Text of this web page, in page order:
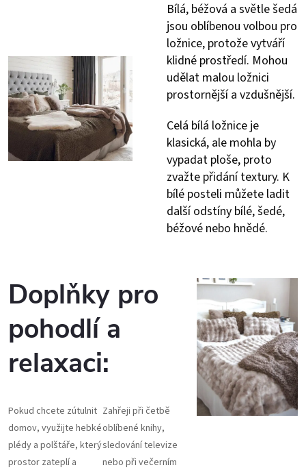
Bílá, béžová a světle šedá
jsou oblíbenou volbou pro
ložnice, protože vytváří
klidné prostředí. Mohou
udělat malou ložnici
prostornější a vzdušnější.
Celá bílá ložnice je
klasická, ale mohla by
vypadat ploše, proto
zvažte přidání textury. K
bílé posteli můžete ladit
další odstíny bílé, šedé,
béžové nebo hnědé.
Doplňky pro
pohodlí a
relaxaci:
Pokud chcete zútulnit
domov, využijte hebké
plédy a polštáře, který
prostor zateplí a
Zahřeji při četbě
oblíbené knihy,
sledování televize
nebo při večerním